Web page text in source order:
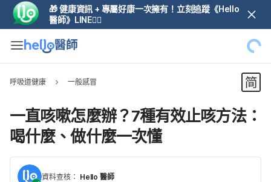
🎁 健康資訊 + 專屬好康一次擁有！立刻追蹤《Hello
醫師》LINE👆🏼
呼吸道健康 一般感冒
一直咳嗽怎麼辦？7種有效止咳方法：
喝什麼、做什麼一次懂
資料查核： Hello 醫師